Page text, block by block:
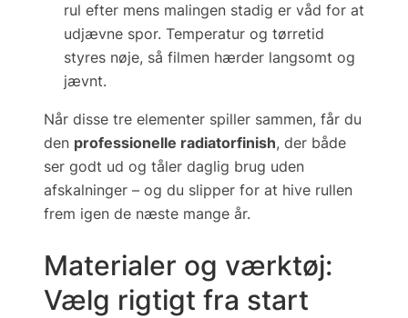
rul efter mens malingen stadig er våd for at
udjævne spor. Temperatur og tørretid
styres nøje, så filmen hærder langsomt og
jævnt.
Når disse tre elementer spiller sammen, får du
den professionelle radiatorfinish, der både
ser godt ud og tåler daglig brug uden
afskalninger – og du slipper for at hive rullen
frem igen de næste mange år.
Materialer og værktøj:
Vælg rigtigt fra start